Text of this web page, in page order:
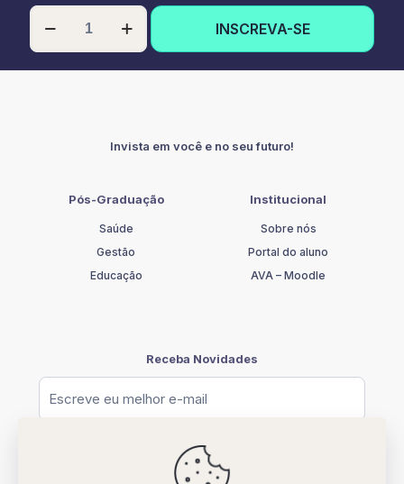
PÓS-
GRADUAÇÃO
EM
INSCREVA-SE
Invista em você e no seu futuro!
Pós-Graduação
Saúde
Gestão
Educação
Institucional
Sobre nós
Portal do aluno
AVA – Moodle
Receba Novidades